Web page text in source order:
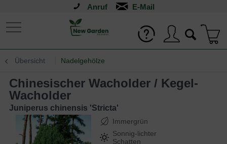
Anruf
Übersicht Nadelgehölze
Chinesischer Wacholder / Kegel-
Wacholder
Juniperus chinensis 'Stricta'
Immergrün
Sonnig-lichter
Schatten